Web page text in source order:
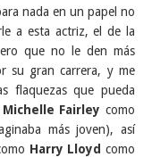
nada en un papel no
a esta actriz, el de la
que no le den más
su gran carrera, y me
flaquezas que pueda
Michelle Fairley como
más joven), así
Harry Lloyd como